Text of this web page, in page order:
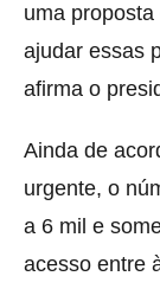
uma
ajudar essas
afirma o
Ainda de
urgente, o
a 6 mil e
acesso entre